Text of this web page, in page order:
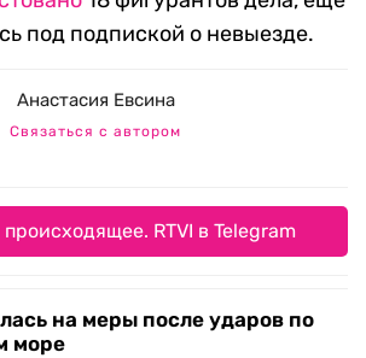
под подпиской о невыезде.
Анастасия Евсина
Связаться с автором
RTVI в Telegram
на меры после ударов по
море